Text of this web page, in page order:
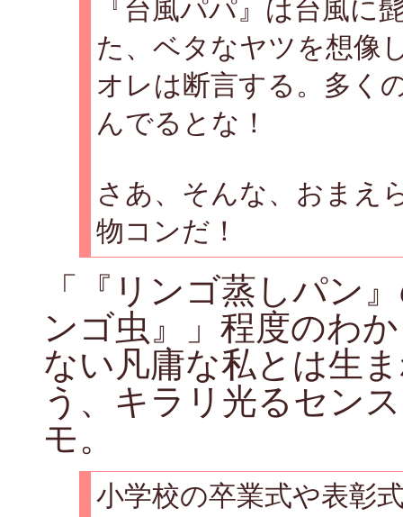
『台風パパ』は台風に
た、ベタなヤツを想像
オレは断言する。多く
んでるとな！
さあ、そんな、おまえ
物コンだ！
「『リンゴ蒸しパン
ンゴ虫』」程度のわ
ない凡庸な私とは生
う、キラリ光るセン
モ。
小学校の卒業式や表彰